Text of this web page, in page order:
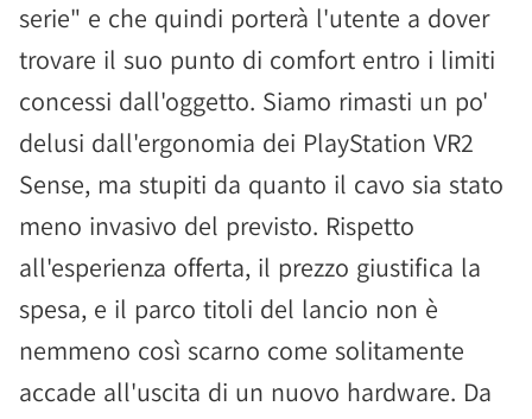
serie" e che quindi porterà l'utente a dover
trovare il suo punto di comfort entro i limiti
concessi dall'oggetto. Siamo rimasti un po'
delusi dall'ergonomia dei PlayStation VR2
Sense, ma stupiti da quanto il cavo sia stato
meno invasivo del previsto. Rispetto
all'esperienza offerta, il prezzo giustifica la
spesa, e il parco titoli del lancio non è
nemmeno così scarno come solitamente
accade all'uscita di un nuovo hardware. Da